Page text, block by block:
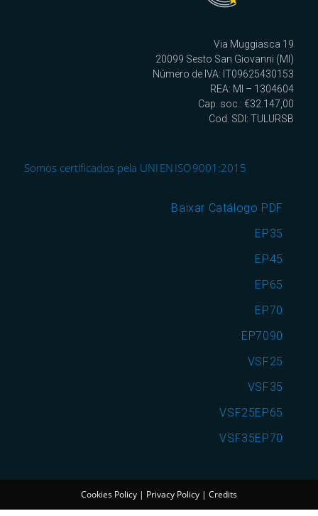
Via Muggiasca 19
20099 Sesto San Giovanni (MI)
Número de IVA: IT09625430153
REA: MI – 1304604
Cap. soc.: €32.147,00
Cod. SDI: TULURSB
Somos certificados pela UNI EN ISO 9001:2015
Baixar Catálogo PDF
EP35
EP45
EP65
EP70
EP7090
VSF25
VSF35
VSF25EP65
VSF35EP70
Cookies Policy | Privacy Policy | Credits